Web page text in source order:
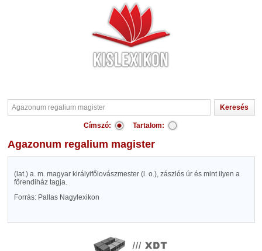
Címszó: Tartalom:
Agazonum regalium magister
(lat.) a. m. magyar királyifőlovászmester (l. o.), zászlós úr és mint ilyen a
főrendiház tagja.
Forrás: Pallas Nagylexikon